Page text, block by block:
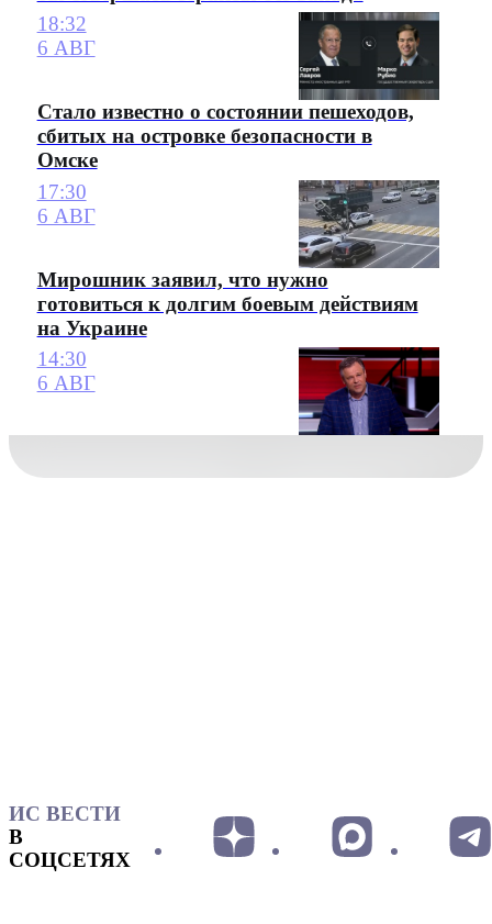
18:32
6 АВГ
Стало известно о состоянии пешеходов,
сбитых на островке безопасности в
Омске
17:30
6 АВГ
Мирошник заявил, что нужно
готовиться к долгим боевым действиям
на Украине
14:30
6 АВГ
ИС ВЕСТИ
В
СОЦСЕТЯХ